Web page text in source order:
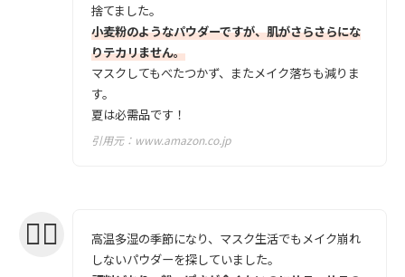
捨てました。
小麦粉のようなパウダーですが、肌がさらさらにな
りテカリません。
マスクしてもべたつかず、またメイク落ちも減りま
す。
夏は必需品です！
引用元： www.amazon.co.jp
高温多湿の季節になり、マスク生活でもメイク崩れ
しないパウダーを探していました。